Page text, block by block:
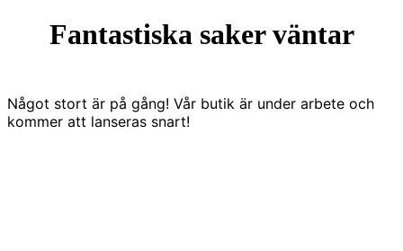
Fantastiska saker väntar
Något stort är på gång! Vår butik är under arbete och
kommer att lanseras snart!